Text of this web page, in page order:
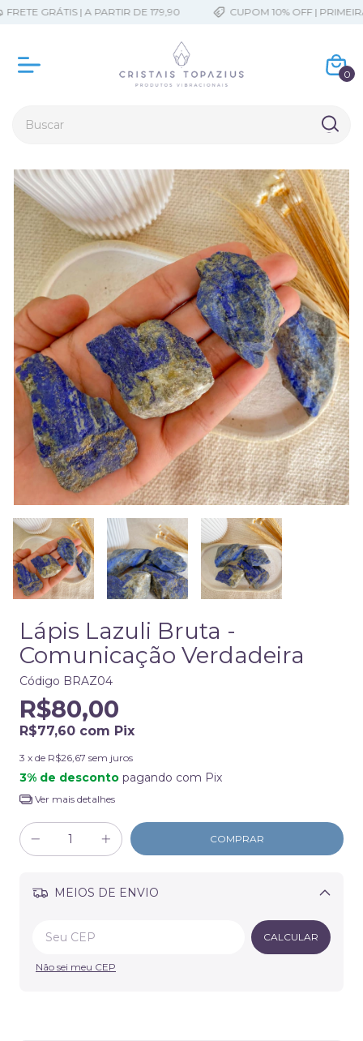
GRÁTIS | A PARTIR DE 179,90 CUPOM 10% OFF |
0
Lápis Lazuli Bruta -
Comunicação Verdadeira
Código BRAZ04
R$80,00
R$77,60 com Pix
3 x de R$26,67 sem juros
3% de desconto pagando com Pix
Ver mais detalhes
MEIOS DE ENVIO
Alterar CEP
CALCULAR
Não sei meu CEP